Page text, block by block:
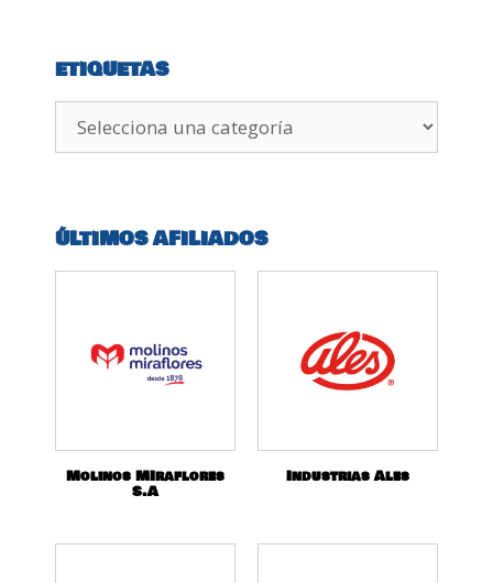
ETIQUETAS
ÚLTIMOS AFILIADOS
Molinos MIraflores
S.A
Industrias Ales